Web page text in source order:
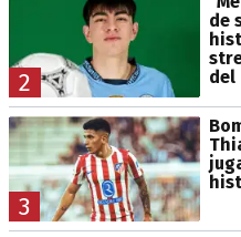
2
de
del
3